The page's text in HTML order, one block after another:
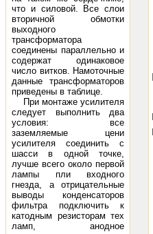
что и силовой. Все слои
вторичной обмотки
выходного
трансформатора
соединены параллельно и
содержат одинаковое
число витков. Намоточные
данные трансформаторов
приведены в таблице.
При монтаже усилителя
следует выполнить два
условия: все
заземляемые цени
усилителя соединить с
шасси в одной точке,
лучше всего около первой
лампы пли входного
гнезда, а отрицательные
выводы конденсаторов
фильтра подключить к
катодным резисторам тех
ламп, анодное